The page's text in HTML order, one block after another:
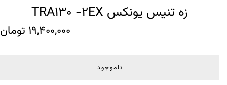
زه تنیس یونکس TRA130 -2EX
19,400,000 تومان
ناموجود